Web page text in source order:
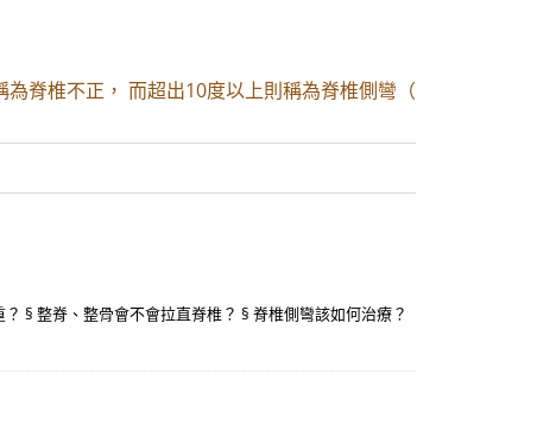
為脊椎不正， 而超出10度以上則稱為脊椎側彎（
§ 整脊、整骨會不會拉直脊椎？ § 脊椎側彎該如何治療？